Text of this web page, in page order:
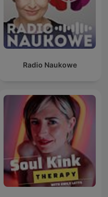
Radio Naukowe